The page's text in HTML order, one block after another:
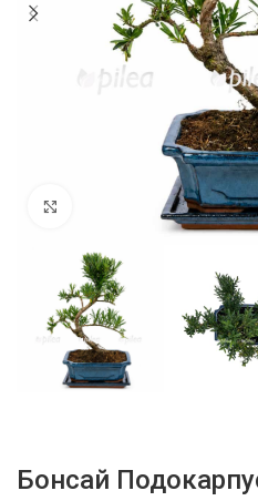
Нажмите, чтобы
Бонсай